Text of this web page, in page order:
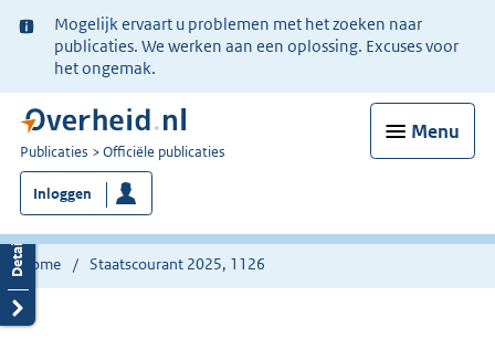
Ter
informatie:
Mogelijk ervaart u problemen met het zoeken naar
publicaties. We werken aan een oplossing. Excuses voor
het ongemak.
Menu
U
bent
nu
hier:
Publicaties Officiële publicaties
Inloggen
Home Staatscourant 2025, 1126